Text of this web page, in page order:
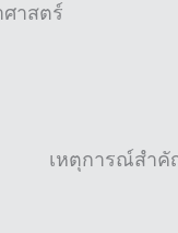
าสตร์
เหตุการณ์สำ